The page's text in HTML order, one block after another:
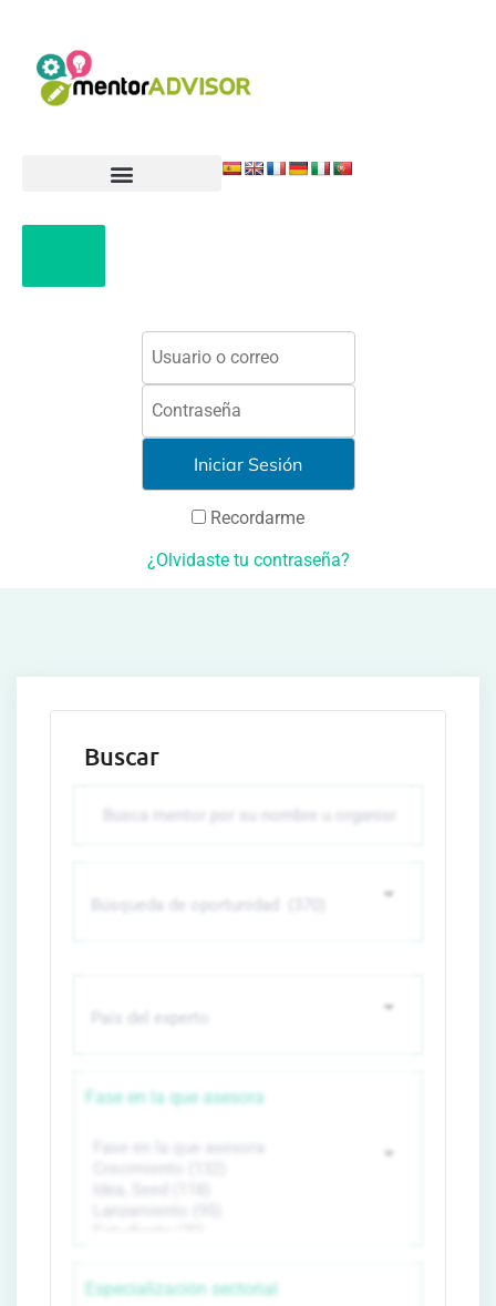
Recordarme
¿Olvidaste tu contraseña?
Buscar
Fase en la que asesora
Especialización sectorial